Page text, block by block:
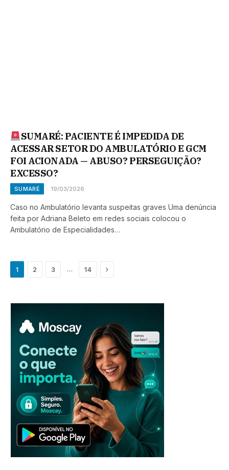
SUMARÉ: PACIENTE É IMPEDIDA DE
ACESSAR SETOR DO AMBULATÓRIO E GCM
FOI ACIONADA — ABUSO? PERSEGUIÇÃO?
EXCESSO?
SUMARÉ 19/03/2026
Caso no Ambulatório levanta suspeitas graves Uma denúncia
feita por Adriana Beleto em redes sociais colocou o
Ambulatório de Especialidades…
1 2 3 … 14 Next